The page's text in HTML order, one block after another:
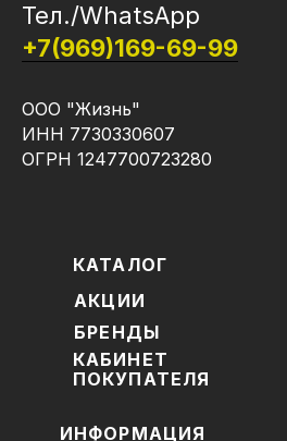
Тел./WhatsApp
+7(969)169-69-99
ООО "Жизнь"
ИНН 7730330607
ОГРН 1247700723280
КАТАЛОГ
КАБИНЕТ
ПОКУПАТЕЛЯ
БРЕНДЫ
АКЦИИ
ИНФОРМАЦИЯ